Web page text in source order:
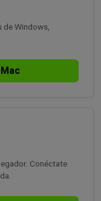
de Windows,
Conéctate